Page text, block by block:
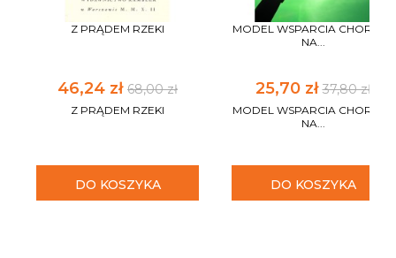
Z PRĄDEM RZEKI
46,24 zł 68,00 zł
Z PRĄDEM RZEKI
DO KOSZYKA
MODEL WSPARCIA CHORYCH
NA...
25,70 zł37,80 zł
MODEL WSPARCIA CHORYCH
NA...
DO KOSZYKA